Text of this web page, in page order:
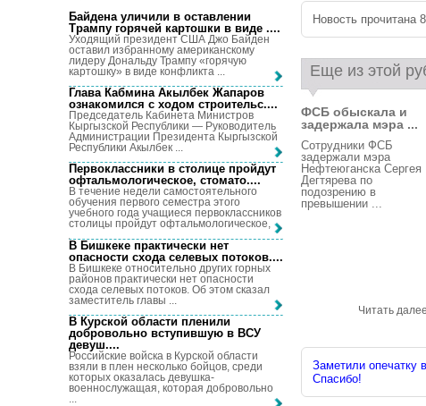
Новость прочитана
Еще из этой
ФСБ обыскала и
задержала мэра ...
Сотрудники ФСБ
задержали мэра
Нефтеюганска Сергея
Дегтярева по
подозрению в
превышении ...
Читать
Заметили опечатку
Спасибо!
Байдена уличили в оставлении
Трампу горячей картошки в виде ....
Уходящий президент США Джо Байден
оставил избранному американскому
лидеру Дональду Трампу «горячую
картошку» в виде конфликта ...
Глава Кабмина Акылбек Жапаров
ознакомился с ходом строительс....
Председатель Кабинета Министров
Кыргызской Республики — Руководитель
Администрации Президента Кыргызской
Республики Акылбек ...
Первоклассники в столице пройдут
офтальмологическое, стомато....
В течение недели самостоятельного
обучения первого семестра этого
учебного года учащиеся первоклассников
столицы пройдут офтальмологическое, ...
В Бишкеке практически нет
опасности схода селевых потоков....
В Бишкеке относительно других горных
районов практически нет опасности
схода селевых потоков. Об этом сказал
заместитель главы ...
В Курской области пленили
добровольно вступившую в ВСУ
девуш....
Российские войска в Курской области
взяли в плен несколько бойцов, среди
которых оказалась девушка-
военнослужащая, которая добровольно
...